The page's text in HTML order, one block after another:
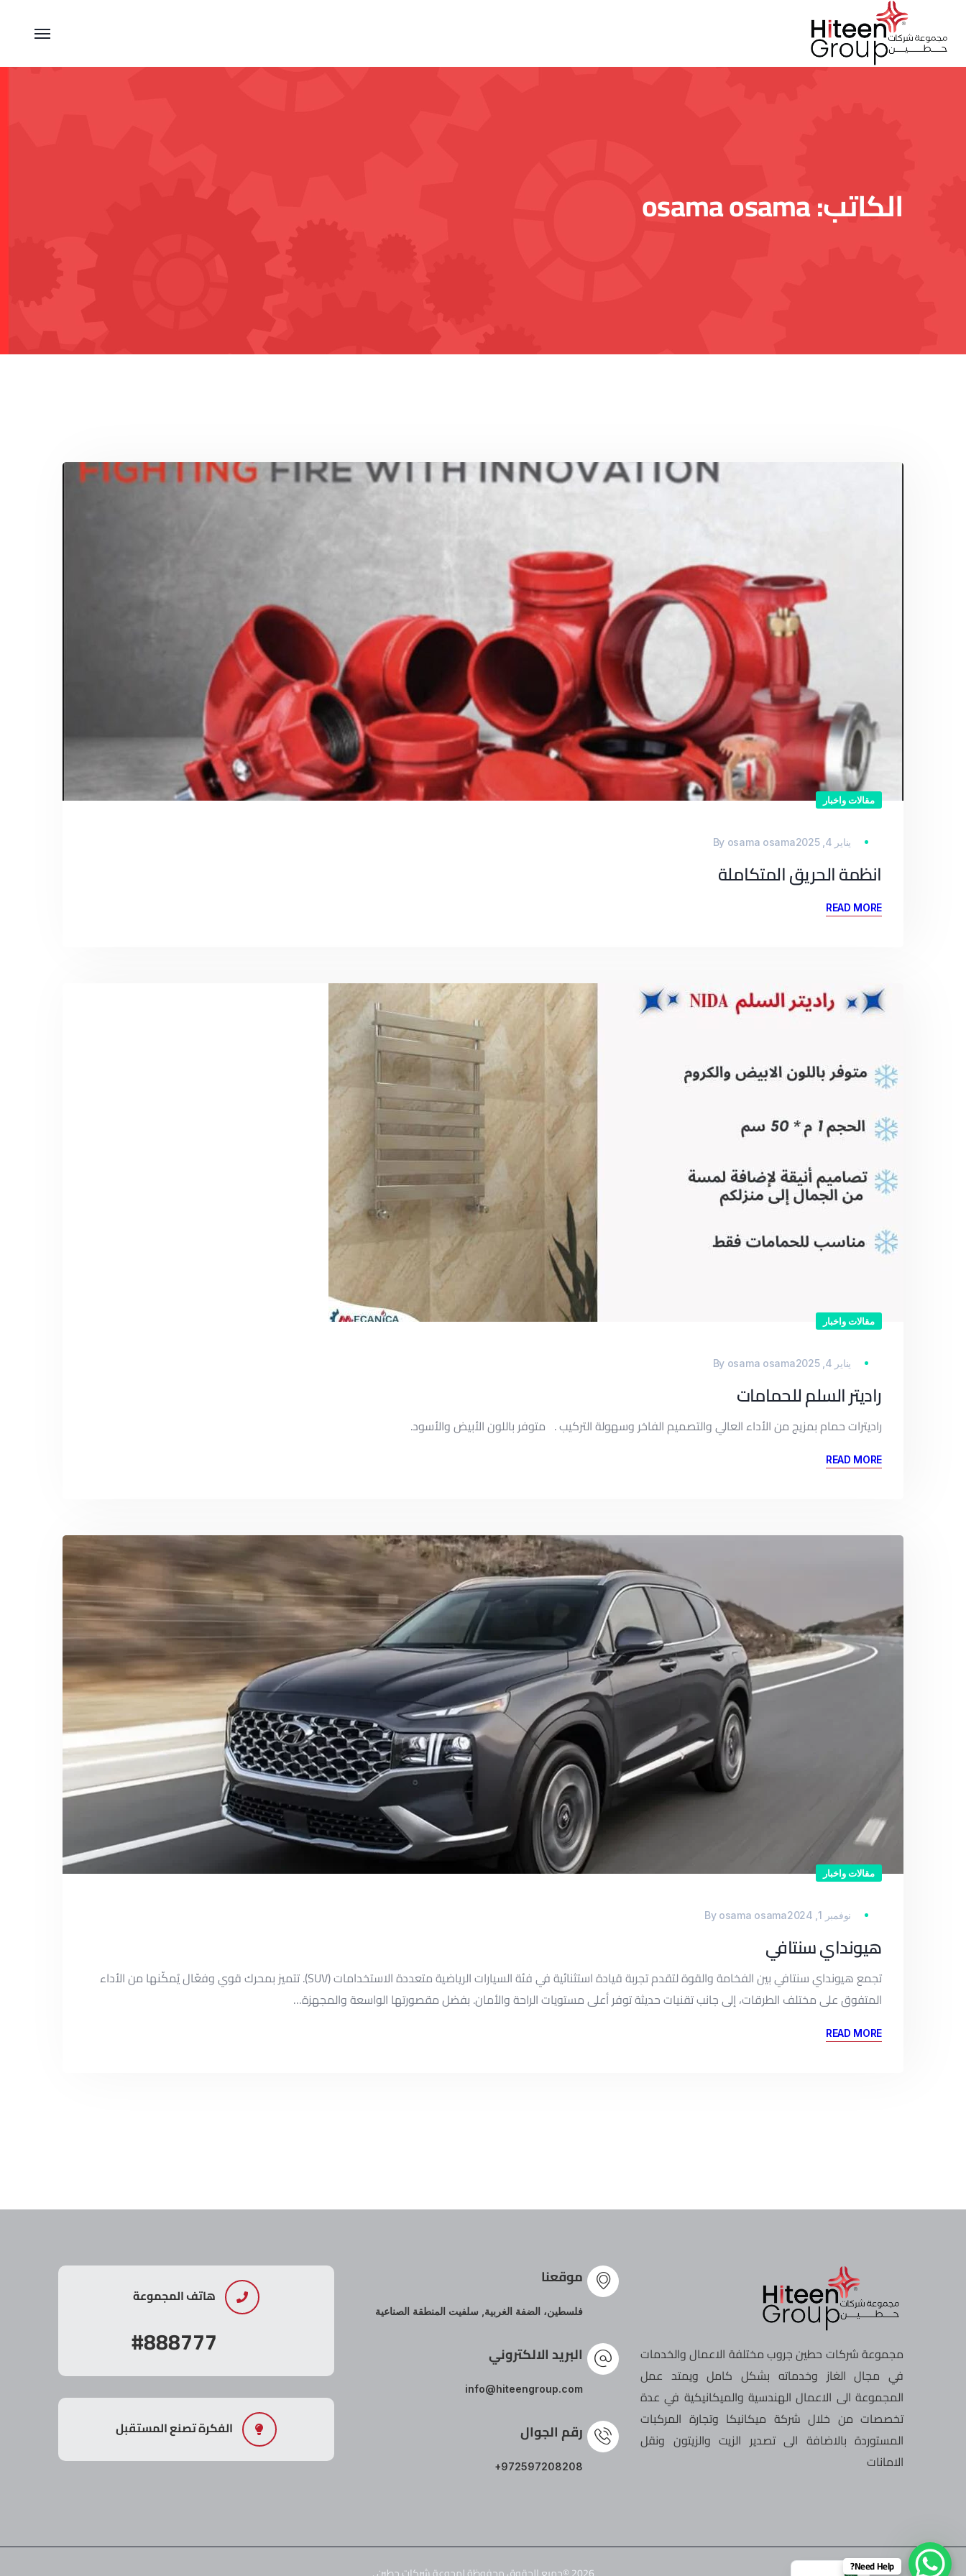
الكاتب:osama osama
مقالات واخبار
يناير 4, 2025 By osama osama
انظمة الحريق المتكاملة
READ MORE
مقالات واخبار
يناير 4, 2025 By osama osama
راديتر السلم للحمامات
راديترات حمام بمزيج من الأداء العالي والتصميم الفاخر وسهولة التركيب . متوفر باللون الأبيض والأسود.
READ MORE
مقالات واخبار
نوفمبر 1, 2024 By osama osama
هيونداي سنتافي
تجمع هيونداي سنتافي بين الفخامة والقوة لتقدم تجربة قيادة استثنائية في فئة السيارات الرياضية متعددة الاستخدامات (SUV). تتميز بمحرك قوي وفعّال يُمكّنها من الأداء
المتفوق على مختلف الطرقات، إلى جانب تقنيات حديثة توفر أعلى مستويات الراحة والأمان. بفضل مقصورتها الواسعة والمجهزة…
READ MORE
مجموعة شركات حطين جروب مختلفة الاعمال والخدمات
في مجال الغاز وخدماته بشكل كامل ويمتد عمل
المجموعة الى الاعمال الهندسية والميكانيكية في عدة
تخصصات من خلال شركة ميكانيكا وتجارة المركبات
المستوردة بالاضافة الى تصدير الزيت والزيتون ونقل
الامانات
موقعنا
فلسطين، الضفة الغربية, سلفيت المنطقة الصناعية
البريد الالكتروني
info@hiteengroup.com
رقم الجوال
+972597208208
#888777
Need Help?
English